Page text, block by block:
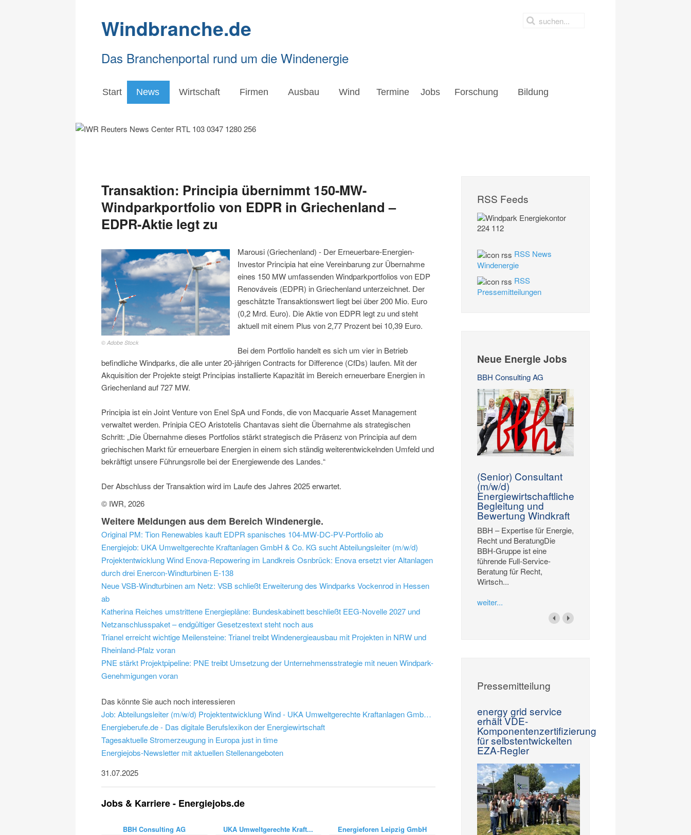
Windbranche.de
Das Branchenportal rund um die Windenergie
Start News Wirtschaft Firmen Ausbau Wind Termine Jobs Forschung Bildung
Transaktion: Principia übernimmt 150-MW-
Windparkportfolio von EDPR in Griechenland –
EDPR-Aktie legt zu
© Adobe Stock
Marousi (Griechenland) - Der Erneuerbare-Energien-
Investor Principia hat eine Vereinbarung zur Übernahme
eines 150 MW umfassenden Windparkportfolios von EDP
Renováveis (EDPR) in Griechenland unterzeichnet. Der
geschätzte Transaktionswert liegt bei über 200 Mio. Euro
(0,2 Mrd. Euro). Die Aktie von EDPR legt zu und steht
aktuell mit einem Plus von 2,77 Prozent bei 10,39 Euro.
Bei dem Portfolio handelt es sich um vier in Betrieb
befindliche Windparks, die alle unter 20-jährigen Contracts for Difference (CfDs) laufen. Mit der
Akquisition der Projekte steigt Principias installierte Kapazität im Bereich erneuerbare Energien in
Griechenland auf 727 MW.
Principia ist ein Joint Venture von Enel SpA und Fonds, die von Macquarie Asset Management
verwaltet werden. Prinipia CEO Aristotelis Chantavas sieht die Übernahme als strategischen
Schritt: „Die Übernahme dieses Portfolios stärkt strategisch die Präsenz von Principia auf dem
griechischen Markt für erneuerbare Energien in einem sich ständig weiterentwickelnden Umfeld und
bekräftigt unsere Führungsrolle bei der Energiewende des Landes.“
Der Abschluss der Transaktion wird im Laufe des Jahres 2025 erwartet.
© IWR, 2026
Weitere Meldungen aus dem Bereich Windenergie.
Original PM: Tion Renewables kauft EDPR spanisches 104-MW-DC-PV-Portfolio ab
Energiejob: UKA Umweltgerechte Kraftanlagen GmbH & Co. KG sucht Abteilungsleiter (m/w/d)
Projektentwicklung Wind Enova-Repowering im Landkreis Osnbrück: Enova ersetzt vier Altanlagen
durch drei Enercon-Windturbinen E-138
Neue VSB-Windturbinen am Netz: VSB schließt Erweiterung des Windparks Vockenrod in Hessen
ab
Katherina Reiches umstrittene Energiepläne: Bundeskabinett beschließt EEG-Novelle 2027 und
Netzanschlusspaket – endgültiger Gesetzestext steht noch aus
Trianel erreicht wichtige Meilensteine: Trianel treibt Windenergieausbau mit Projekten in NRW und
Rheinland-Pfalz voran
PNE stärkt Projektpipeline: PNE treibt Umsetzung der Unternehmensstrategie mit neuen Windpark-
Genehmigungen voran
Das könnte Sie auch noch interessieren
Job: Abteilungsleiter (m/w/d) Projektentwicklung Wind - UKA Umweltgerechte Kraftanlagen GmbH & Co. KG
Energieberufe.de - Das digitale Berufslexikon der Energiewirtschaft
Tagesaktuelle Stromerzeugung in Europa just in time
Energiejobs-Newsletter mit aktuellen Stellenangeboten
31.07.2025
Jobs & Karriere - Energiejobs.de
BBH Consulting AG UKA Umweltgerechte Kraft... Energieforen Leipzig GmbH
RSS Feeds
RSS News
Windenergie
RSS
Pressemitteilungen
Neue Energie Jobs
BBH Consulting AG
(Senior) Consultant
(m/w/d)
Energiewirtschaftliche
Begleitung und
Bewertung Windkraft
BBH – Expertise für Energie,
Recht und BeratungDie
BBH-Gruppe ist eine
führende Full-Service-
Beratung für Recht,
Wirtsch...
weiter...
Pressemitteilung
energy grid service
erhält VDE-
Komponentenzertifizierung
für selbstentwickelten
EZA-Regler